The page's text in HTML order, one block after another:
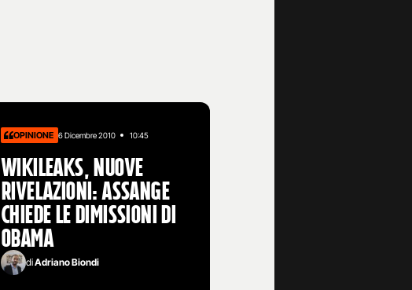
OPINIONE 6 Dicembre 2010 10:45
Wikileaks, nuove
rivelazioni: Assange
chiede le dimissioni di
Obama
diAdriano Biondi